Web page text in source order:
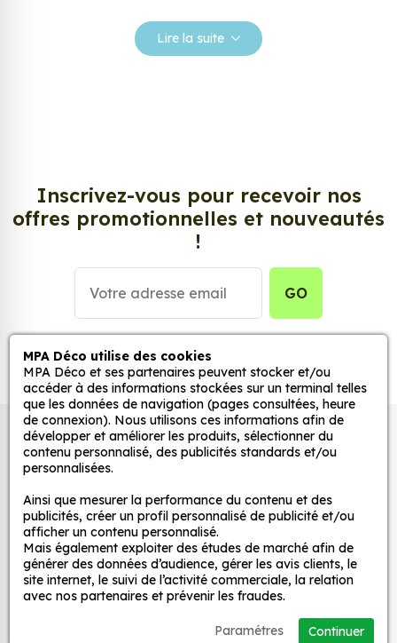
répondre à vos attentes, laissez vous inspirer parmi
notre large gamme de stickers.
décorer votre intérieur ou votre véhicule.
Personnalisez la surface de votre choix avec nos
stickers muraux et stickers véhicule. Une solution
simple et rapide qui transforme toutes surfaces
Grâce à notre sélection de stickers et autocollants,
adaptez la décoration d’une pièce, d’une voiture,
d’un meuble, d’une porte et de toute autre surface,
et ce, à moindre coût et sans effort.
Quels sont les avantages de nos stickers
décoration ?
Une grande variété de motifs et de couleurs :
nos Jdm Hell A Stock sont disponibles dans une
large gamme de motifs et de couleurs, ce qui
vous permet de trouver le sticker parfait pour
votre décoration.
Une installation facile : nos stickers sont faciles
à installer, même pour les débutants. Il suffit de
Lire la suite
Inscrivez-vous pour recevoir nos
offres promotionnelles et nouveautés
!
GO
Autocollants pour véhicules et stickers
décoratifs
MPA Déco
Nos services
MPA Déco utilise des cookies
MPA Déco et ses partenaires peuvent stocker et/ou
accéder à des informations stockées sur un terminal telles
que les données de navigation (pages consultées, heure
de connexion). Nous utilisons ces informations afin de
développer et améliorer les produits, sélectionner du
contenu personnalisé, des publicités standards et/ou
personnalisées.
Ainsi que mesurer la performance du contenu et des
publicités, créer un profil personnalisé de publicité et/ou
afficher un contenu personnalisé.
Mais également exploiter des études de marché afin de
générer des données d’audience, gérer les avis clients, le
site internet, le suivi de l’activité commerciale, la relation
avec nos partenaires et prévenir les fraudes.
Continuer
Paramétres